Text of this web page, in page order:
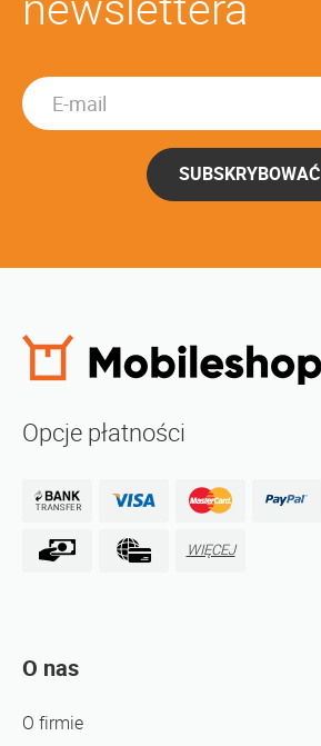
SUBSKRYBOWAĆ
Opcje płatności
WIĘCEJ
O nas
O firmie